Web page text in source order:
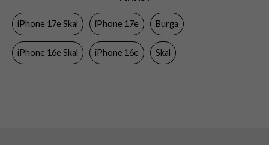
Material Hårdplast (PC), Mjukplast (TPU)
Tillverkarens art nr
iPhone 17e Skal iPhone 17e Burga
iPhone 16e Skal iPhone 16e Skal